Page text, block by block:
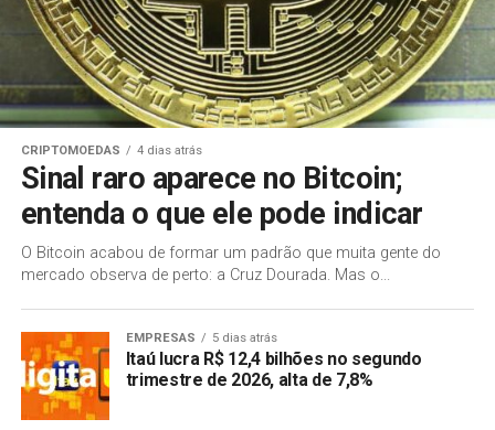
CRIPTOMOEDAS 4 dias atrás
Sinal raro aparece no Bitcoin;
entenda o que ele pode indicar
O Bitcoin acabou de formar um padrão que muita gente do
mercado observa de perto: a Cruz Dourada. Mas o...
EMPRESAS 5 dias atrás
Itaú lucra R$ 12,4 bilhões no segundo
trimestre de 2026, alta de 7,8%